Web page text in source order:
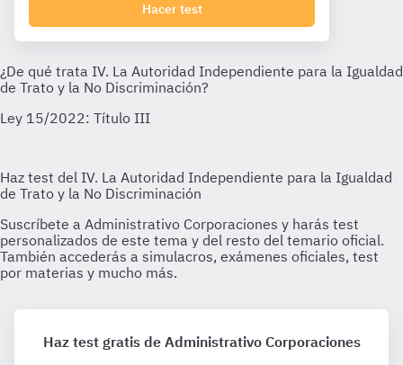
Hacer test
Haz test gratis de Administrativo Corporaciones